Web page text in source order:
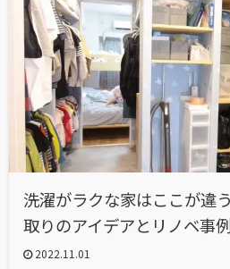
洗濯がラクな家はここが違
取りのアイデアとリノベ事例
2022.11.01